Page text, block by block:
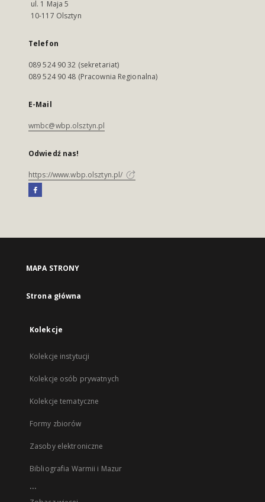
ul. 1 Maja 5
10-117 Olsztyn
Telefon
089 524 90 32 (sekretariat)
089 524 90 48 (Pracownia Regionalna)
E-Mail
wmbc@wbp.olsztyn.pl
Odwiedź nas!
https://www.wbp.olsztyn.pl/
MAPA STRONY
Strona główna
Kolekcje
Kolekcje instytucji
Kolekcje osób prywatnych
Kolekcje tematyczne
Formy zbiorów
Zasoby elektroniczne
Bibliografia Warmii i Mazur
...